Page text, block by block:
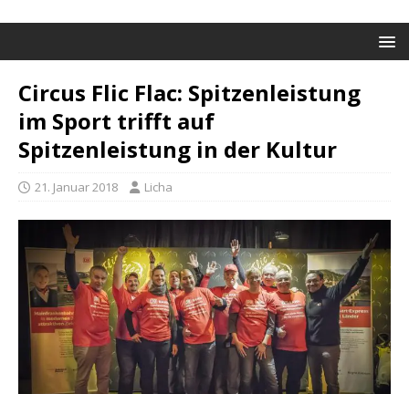
Circus Flic Flac: Spitzenleistung
im Sport trifft auf
Spitzenleistung in der Kultur
21. Januar 2018 Licha